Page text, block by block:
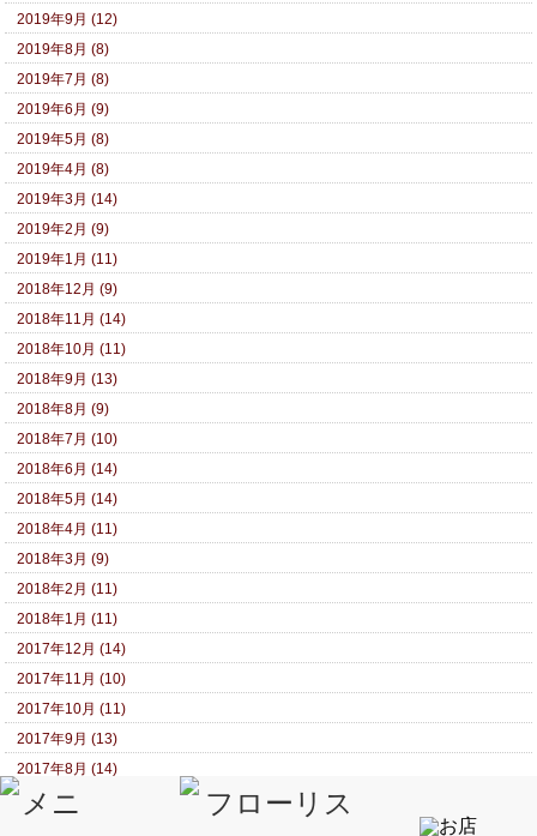
2019年9月 (12)
2019年8月 (8)
2019年7月 (8)
2019年6月 (9)
2019年5月 (8)
2019年4月 (8)
2019年3月 (14)
2019年2月 (9)
2019年1月 (11)
2018年12月 (9)
2018年11月 (14)
2018年10月 (11)
2018年9月 (13)
2018年8月 (9)
2018年7月 (10)
2018年6月 (14)
2018年5月 (14)
2018年4月 (11)
2018年3月 (9)
2018年2月 (11)
2018年1月 (11)
2017年12月 (14)
2017年11月 (10)
2017年10月 (11)
2017年9月 (13)
2017年8月 (14)
2017年7月 (15)